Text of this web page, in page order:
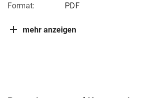
Format:
PDF
mehr anzeigen